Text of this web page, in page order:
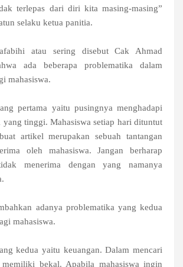
terlepas dari diri kita masing-masing”
selaku ketua panitia.
atau sering disebut Cak Ahmad
ada beberapa problematika dalam
mahasiswa.
pertama yaitu pusingnya menghadapi
yang tinggi. Mahasiswa setiap hari dituntut
artikel merupakan sebuah tantangan
oleh mahasiswa. Jangan berharap
menerima dengan yang namanya
adanya problematika yang kedua
mahasiswa.
kedua yaitu keuangan. Dalam mencari
bekal. Apabila mahasiswa ingin